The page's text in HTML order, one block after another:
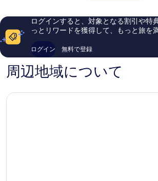
ィ
ン
タ
い、
コ
ミ
件
の
コ
ログインすると、対象となる割引や特
っとリワードを獲得して、もっと旅を
ログイン 無料で登録
周辺地域について